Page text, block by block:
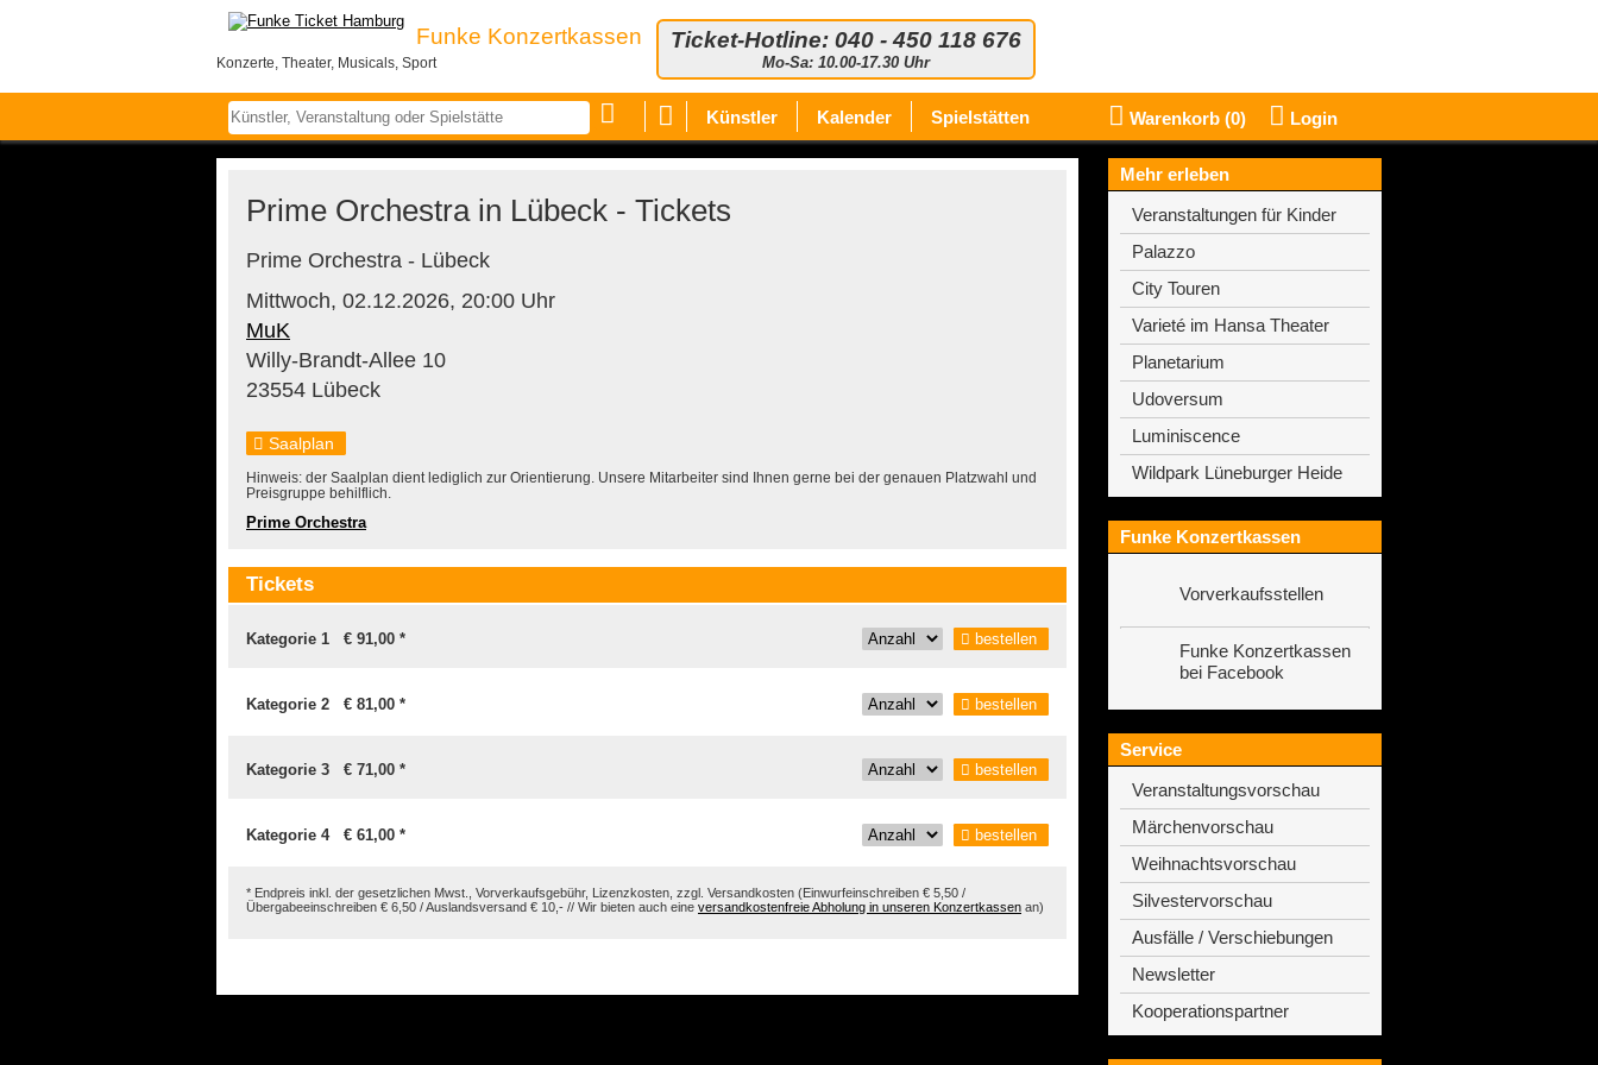
Funke Konzertkassen
Konzerte, Theater, Musicals, Sport
Ticket-Hotline: 040 - 450 118 676
Mo-Sa: 10.00-17.30 Uhr
Künstler Kalender Spielstätten Warenkorb (0) Login
Prime Orchestra in Lübeck - Tickets
Prime Orchestra - Lübeck
Mittwoch, 02.12.2026, 20:00 Uhr
MuK
Willy-Brandt-Allee 10
23554 Lübeck
Saalplan
Hinweis: der Saalplan dient lediglich zur Orientierung. Unsere Mitarbeiter sind Ihnen gerne bei der genauen Platzwahl und
Preisgruppe behilflich.
Prime Orchestra
Tickets
Kategorie 1 € 91,00 * bestellen
Kategorie 2 € 81,00 * bestellen
Kategorie 3 € 71,00 * bestellen
Kategorie 4 € 61,00 * bestellen
* Endpreis inkl. der gesetzlichen Mwst., Vorverkaufsgebühr, Lizenzkosten, zzgl. Versandkosten (Einwurfeinschreiben € 5,50 /
Übergabeeinschreiben € 6,50 / Auslandsversand € 10,- // Wir bieten auch eine versandkostenfreie Abholung in unseren Konzertkassen an)
Mehr erleben
Veranstaltungen für Kinder
Palazzo
City Touren
Varieté im Hansa Theater
Planetarium
Udoversum
Luminiscence
Wildpark Lüneburger Heide
Funke Konzertkassen
Vorverkaufsstellen
Funke Konzertkassen
bei Facebook
Service
Veranstaltungsvorschau
Märchenvorschau
Weihnachtsvorschau
Silvestervorschau
Ausfälle / Verschiebungen
Newsletter
Kooperationspartner